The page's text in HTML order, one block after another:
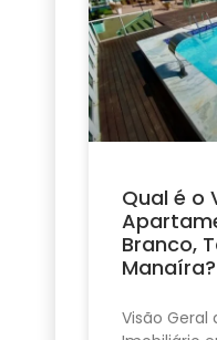
Qual é o
Branco,
Manaíra?
Visão Geral